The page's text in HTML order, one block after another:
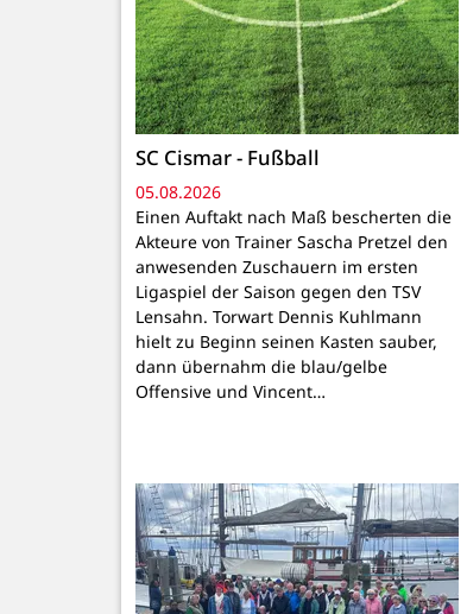
SC Cismar - Fußball
05.08.2026
Einen Auftakt nach Maß bescherten die
Akteure von Trainer Sascha Pretzel den
anwesenden Zuschauern im ersten
Ligaspiel der Saison gegen den TSV
Lensahn. Torwart Dennis Kuhlmann
hielt zu Beginn seinen Kasten sauber,
dann übernahm die blau/gelbe
Offensive und Vincent…